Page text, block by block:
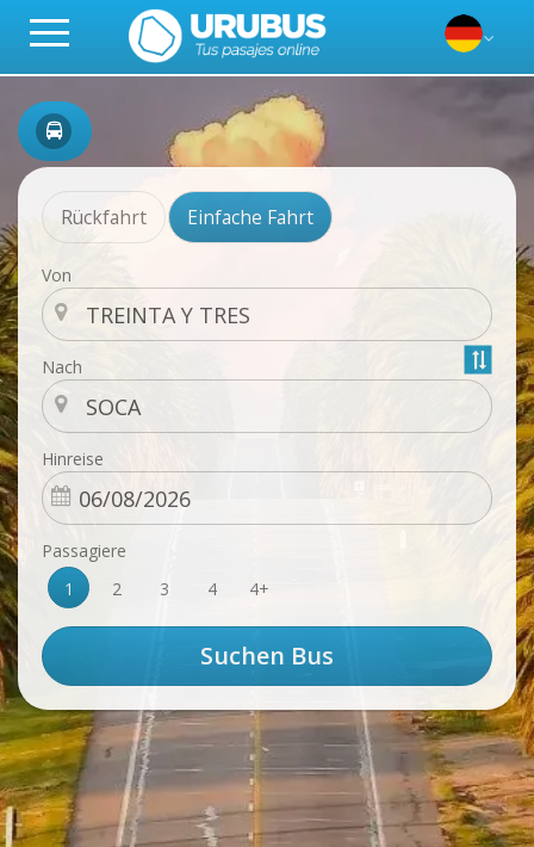
Rückfahrt Einfache Fahrt
Von
Nach
Hinreise
Passagiere
1
2 3 4 4+